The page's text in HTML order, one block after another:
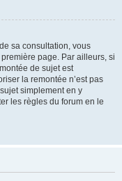
sa consultation, vous
page. Par ailleurs, si
de sujet est
la remontée n’est pas
simplement en y
les règles du forum en le